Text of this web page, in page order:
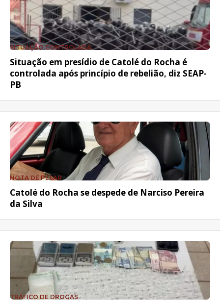
SITUAÇÃO CONTROLADA
Situação em presídio de Catolé do Rocha é
controlada após princípio de rebelião, diz SEAP-
PB
NOTA DE PESAR
Catolé do Rocha se despede de Narciso Pereira
da Silva
TRÁFICO DE DROGAS